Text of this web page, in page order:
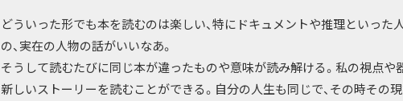
どういった形でも本を読むのは楽しい、特にドキュメントや推理といった
の、実在の人物の話がいいなあ。
そうして読むたびに同じ本が違ったものや意味が読み解ける。私の視点や
新しいストーリーを読むことができる。自分の人生も同じで、その時その